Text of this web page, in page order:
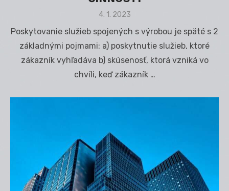
Posted
4. 1. 2023
Poskytovanie služieb spojených s výrobou je späté s 2
základnými pojmami: a) poskytnutie služieb, ktoré
zákazník vyhľadáva b) skúsenosť, ktorá vzniká vo
chvíli, keď zákazník …